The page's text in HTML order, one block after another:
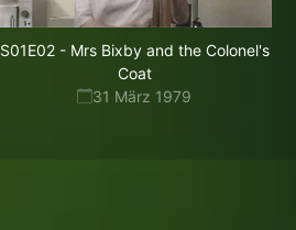
S01E02- Mrs Bixby and the Colonel's
Coat
31 März 1979